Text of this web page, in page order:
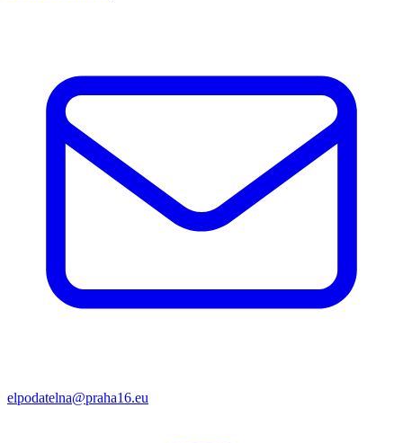
elpodatelna@praha16.eu